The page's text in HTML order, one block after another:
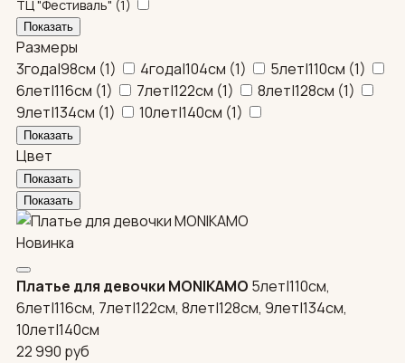
ТЦ "Фестиваль" (1)
Размеры
3года|98см (1) 4года|104см (1) 5лет|110см (1)
6лет|116см (1) 7лет|122см (1) 8лет|128см (1)
9лет|134см (1) 10лет|140см (1)
Цвет
Новинка
Платье для девочки MONIKAMO 5лет|110см,
6лет|116см, 7лет|122см, 8лет|128см, 9лет|134см,
10лет|140см
22 990 руб